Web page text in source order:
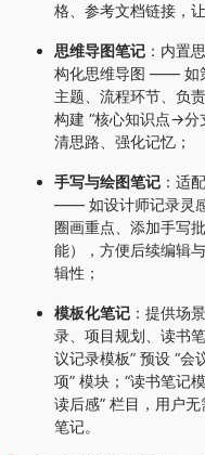
格、参考文档链接，
思维导图笔记 ：内置
构化思维导图 —— 如
主题、流程环节、负
构建 “核心知识点→分
清思路、强化记忆；
手写与绘图笔记 ：适
—— 如设计师记录灵
圈画重点、添加手写
能），方便后续编辑
辑性；
模板化笔记 ：提供场
录、项目规划、读书
议记录模板” 预设 “
项” 模块；“读书笔记
读后感” 栏目，用户
笔记。